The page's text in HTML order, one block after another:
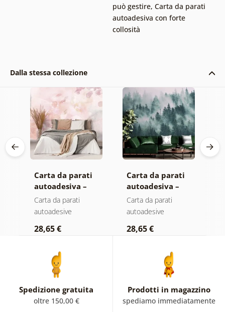
può gestire, Carta da parati
autoadesiva con forte
collosità
Dalla stessa collezione
Carta da parati
autoadesiva –
Foglie con
sfumatura
Carta da parati
autoadesive
28,65 €
Carta da parati
autoadesiva –
Foresta nella
nebbia
Carta da parati
autoadesive
28,65 €
Spedizione gratuita
oltre 150,00 €
Prodotti in magazzino
spediamo immediatamente